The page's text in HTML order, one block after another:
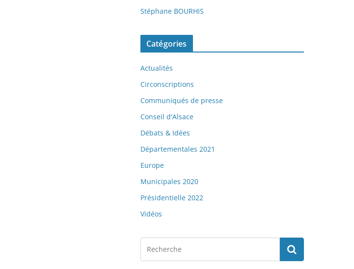
Stéphane BOURHIS
Catégories
Actualités
Circonscriptions
Communiqués de presse
Conseil d'Alsace
Débats & Idées
Départementales 2021
Europe
Municipales 2020
Présidentielle 2022
Vidéos